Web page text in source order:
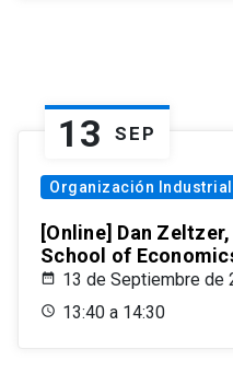
13 SEP
Organización Industrial
[Online] Dan
School of
13 de Septiembre de
13:40 a 14:30